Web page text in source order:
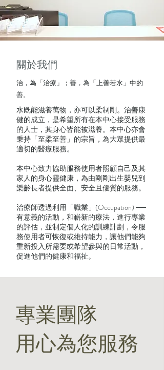
關於我們
治，為「治療」；善，為「上善若水」中的
善。
水既能滋養萬物，亦可以柔制剛。治善康
健的成立，是希望所有在本中心接受服務
的人士，其身心皆能被滋養。本中心亦會
秉持「至柔至善」的宗旨，為大眾提供最
適切的醫療服務。
本中心致力協助服務使用者照顧自己及其
家人的身心靈健康，為由剛剛出生嬰兒到
樂齡長者提供全面、安全且優質的服務。
治療師透過利用「職業」(Occupation) ──
有意義的活動，和嶄新的療法，進行專業
的評估，並制定個人化的訓練計劃，令服
務使用者可恢復或維持能力，讓他們能夠
重新投入所需要或希望參與的日常活動，
促進他們的健康和福祉。
專業團隊
用心為您服務